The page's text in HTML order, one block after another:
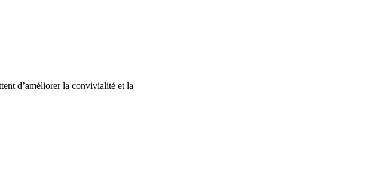
d’améliorer la convivialité et la